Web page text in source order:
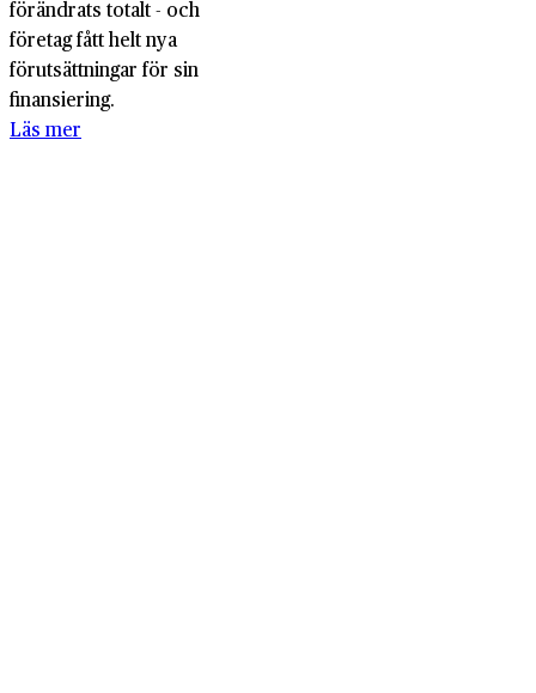
förändrats totalt - och
företag fått helt nya
förutsättningar för sin
finansiering.
Läs mer